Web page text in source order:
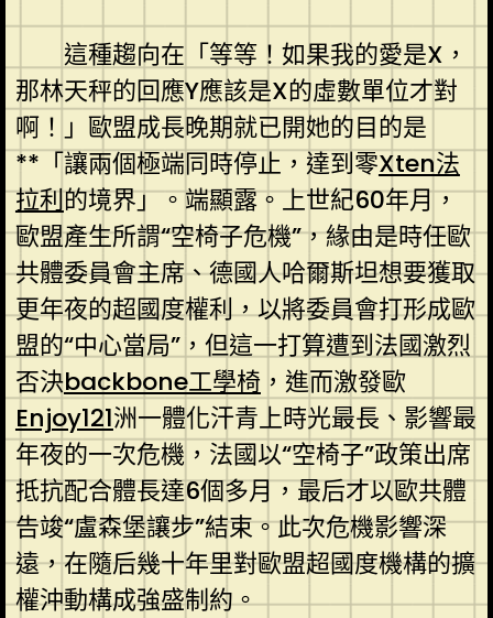
這種趨向在「等等！如果我的愛是X，
那林天秤的回應Y應該是X的虛數單位才對
啊！」歐盟成長晚期就已開她的目的是
**「讓兩個極端同時停止，達到零Xten法
拉利的境界」。端顯露。上世紀60年月，
歐盟產生所謂“空椅子危機”，緣由是時任歐
共體委員會主席、德國人哈爾斯坦想要獲取
更年夜的超國度權利，以將委員會打形成歐
盟的“中心當局”，但這一打算遭到法國激烈
否決backbone工學椅 ，進而激發歐
Enjoy121洲一體化汗青上時光最長、影響最
年夜的一次危機，法國以“空椅子”政策出席
抵抗配合體長達6個多月，最后才以歐共體
告竣“盧森堡讓步”結束。此次危機影響深
遠，在隨后幾十年里對歐盟超國度機構的擴
權沖動構成強盛制約。